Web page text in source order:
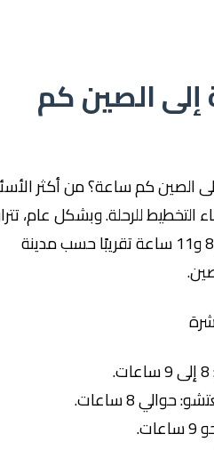
الصين كم
كم ساعة؟ من أكثر الأسئلة
للرحلة. وبشكل عام، تتراوح
مدة الرحلات المباشرة بين 8 و11 ساعة تقريبًا حسب مدينة
8 ساعات.